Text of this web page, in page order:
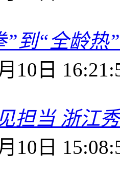
”到“全龄热
10日
担当 浙江
10日